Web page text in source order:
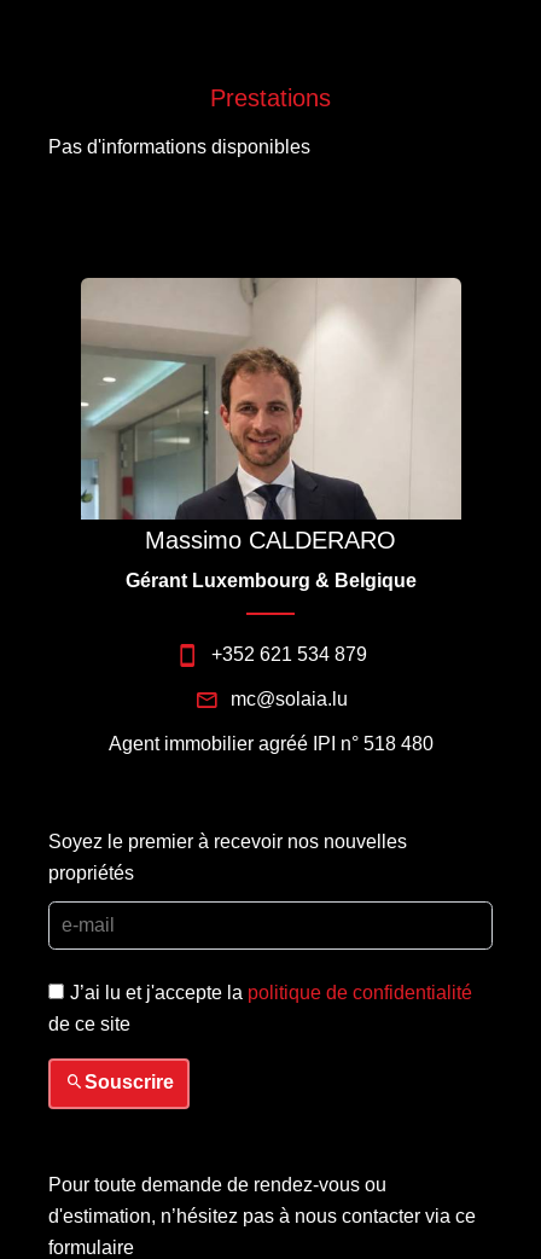
Prestations
Pas d'informations disponibles
Massimo CALDERARO
Gérant Luxembourg & Belgique
+352 621 534 879
mc@solaia.lu
Agent immobilier agréé IPI n° 518 480
Soyez le premier à recevoir nos nouvelles
propriétés
J’ai lu et j'accepte la politique de confidentialité
de ce site
Souscrire
Pour toute demande de rendez-vous ou
d'estimation, n’hésitez pas à nous contacter via ce
formulaire